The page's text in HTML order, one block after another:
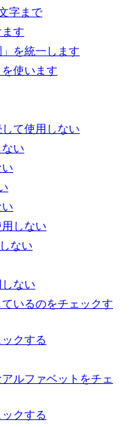
字まで
す
を統一します
使います
て使用しない
い
しない
ない
ない
いるのをチェックす
クする
ルファベットをチェ
クする